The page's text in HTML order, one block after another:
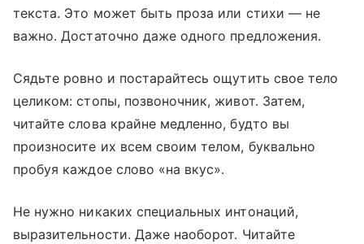
текста. Это может быть проза или стихи — не
важно. Достаточно даже одного предложения.
Сядьте ровно и постарайтесь ощутить свое тело
целиком: стопы, позвоночник, живот. Затем,
читайте слова крайне медленно, будто вы
произносите их всем своим телом, буквально
пробуя каждое слово «на вкус».
Не нужно никаких специальных интонаций,
выразительности. Даже наоборот. Читайте